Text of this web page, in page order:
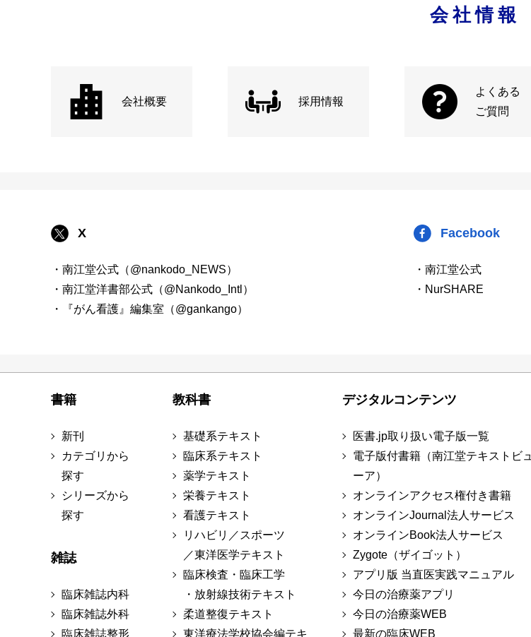
会社情報
会社概要 採用情報
よくある
ご質問
X
・南江堂公式（@nankodo_NEWS）
・南江堂洋書部公式（@Nankodo_Intl）
・『がん看護』編集室（@gankango）
Facebook
・南江堂公式
・NurSHARE
書籍
新刊
カテゴリから
探す
シリーズから
探す
雑誌
臨床雑誌内科
臨床雑誌外科
臨床雑誌整形
教科書
基礎系テキスト
臨床系テキスト
薬学テキスト
栄養テキスト
看護テキスト
リハビリ／スポーツ
／東洋医学テキスト
臨床検査・臨床工学
・放射線技術テキスト
柔道整復テキスト
東洋療法学校協会編テキ
デジタルコンテンツ
医書.jp取り扱い電子版一覧
電子版付書籍（南江堂テキストビュ
ーア）
オンラインアクセス権付き書籍
オンラインJournal法人サービス
オンラインBook法人サービス
Zygote（ザイゴット）
アプリ版 当直医実践マニュアル
今日の治療薬アプリ
今日の治療薬WEB
最新の臨床WEB